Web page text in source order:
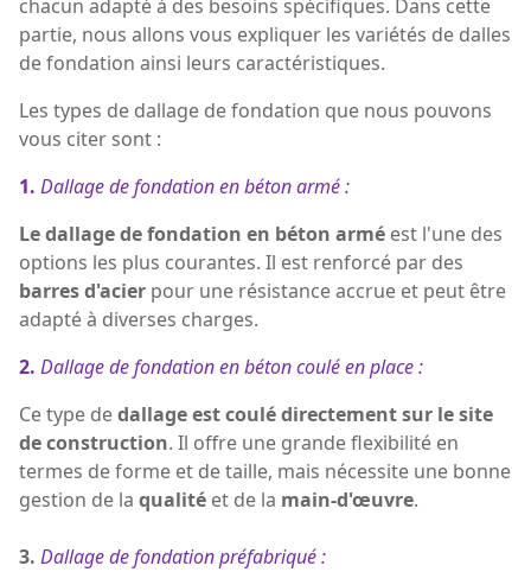
chacun adapté à des besoins spécifiques. Dans cette
partie, nous allons vous expliquer les variétés de dalles
de fondation ainsi leurs caractéristiques.
Les types de dallage de fondation que nous pouvons
vous citer sont :
1. Dallage de fondation en béton armé :
Le dallage de fondation en béton armé est l'une des
options les plus courantes. Il est renforcé par des
barres d'acier pour une résistance accrue et peut être
adapté à diverses charges.
2. Dallage de fondation en béton coulé en place :
Ce type dedallage est coulé directement sur le site
de construction. Il offre une grande flexibilité en
termes de forme et de taille, mais nécessite une bonne
gestion de la qualité et de la main-d'œuvre.
3. Dallage de fondation préfabriqué :